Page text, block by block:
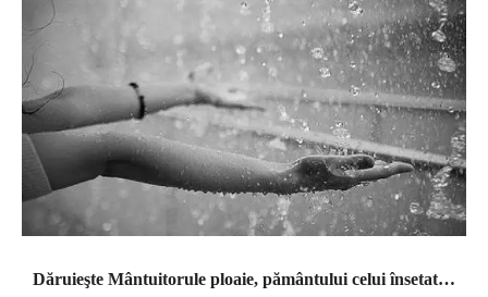
Dăruieşte Mântuitorule ploaie, pământului celui însetat…